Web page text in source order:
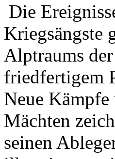
Die
Kriegsängste
Alptraums
friedfertigem
Neue Kämpfe
Mächten
seinen